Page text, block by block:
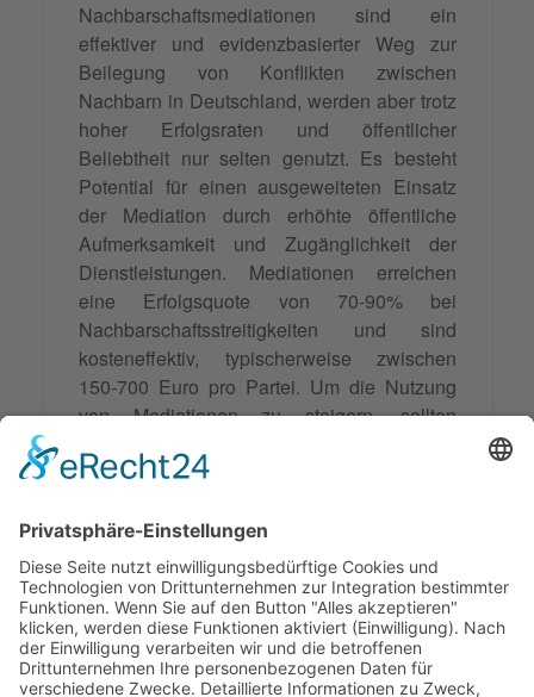
Nachbarschaftsmediationen sind ein
effektiver und evidenzbasierter Weg zur
Beilegung von Konflikten zwischen
Nachbarn in Deutschland, werden aber trotz
hoher Erfolgsraten und öffentlicher
Beliebtheit nur selten genutzt. Es besteht
Potential für einen ausgeweiteten Einsatz
der Mediation durch erhöhte öffentliche
Aufmerksamkeit und Zugänglichkeit der
Dienstleistungen. Mediationen erreichen
eine Erfolgsquote von 70-90% bei
Nachbarschaftsstreitigkeiten und sind
kosteneffektiv, typischerweise zwischen
150-700 Euro pro Partei. Um die Nutzung
von Mediationen zu steigern, sollten
Mediationen ergriffen und subventionierte
Personen entwickelt werden, um die
Dienstleistungen für alle sozialen Schichten
zugänglich zu machen.
Synonyme: Nachbarschaftsmediationen